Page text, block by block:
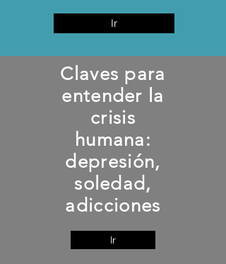
Ir
Claves para
entender la
crisis
humana:
depresión,
soledad,
adicciones
Ir